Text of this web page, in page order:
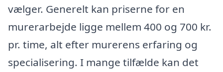
vælger. Generelt kan priserne for en
murerarbejde ligge mellem 400 og 700 kr.
pr. time, alt efter murerens erfaring og
specialisering. I mange tilfælde kan det